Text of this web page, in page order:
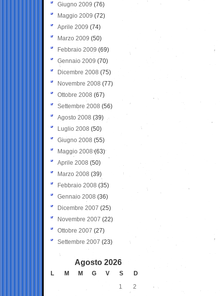
Giugno 2009 (76)
Maggio 2009 (72)
Aprile 2009 (74)
Marzo 2009 (50)
Febbraio 2009 (69)
Gennaio 2009 (70)
Dicembre 2008 (75)
Novembre 2008 (77)
Ottobre 2008 (67)
Settembre 2008 (56)
Agosto 2008 (39)
Luglio 2008 (50)
Giugno 2008 (55)
Maggio 2008(63)
Aprile 2008 (50)
Marzo 2008 (39)
Febbraio 2008 (35)
Gennaio 2008 (36)
Dicembre 2007 (25)
Novembre 2007 (22)
Ottobre 2007 (27)
Settembre 2007 (23)
Agosto 2026
L M M G V S
D
1
2